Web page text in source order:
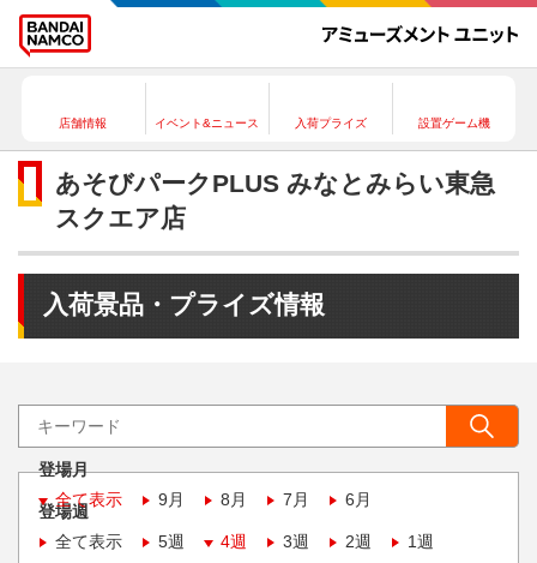
店舗情報 イベント&ニュース 入荷プライズ 設置ゲーム機
あそびパークPLUS みなとみらい東急
スクエア店
入荷景品・プライズ情報
登場月
全て表示
9月 8月 7月 6月
登場週
全て表示
5週 4週 3週 2週 1週